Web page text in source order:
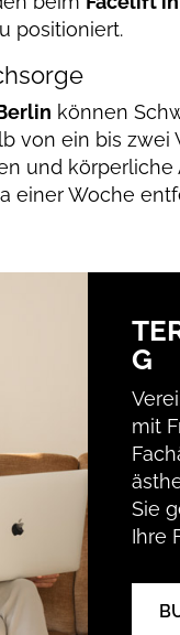
positioniert.
können
von ein bis zwei
und
einer Woche
G
mit
Sie
Ihre